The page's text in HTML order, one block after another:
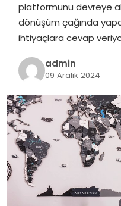
EĞITIM
OTOMOBIL
TEKNOLOJI
EKONOMI
platformunu devreye
dönüşüm çağında
ihtiyaçlara cevap
admin
09 Aralık 2024